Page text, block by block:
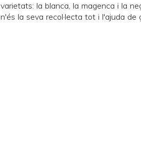
varietats: la blanca, la magenca i la
n'és la seva recol·lecta tot i l'ajuda de